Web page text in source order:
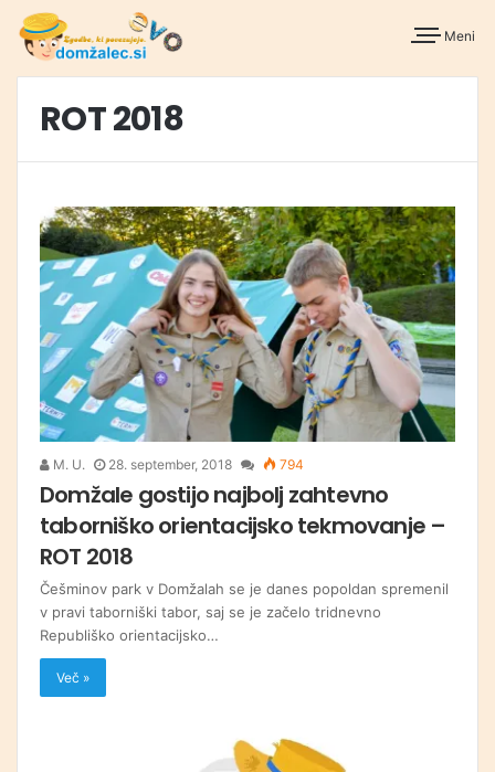
Meni
ROT 2018
M. U. 28. september, 2018 794
Domžale gostijo najbolj zahtevno
taborniško orientacijsko tekmovanje –
ROT 2018
Češminov park v Domžalah se je danes popoldan spremenil
v pravi taborniški tabor, saj se je začelo tridnevno
Republiško orientacijsko…
Več »